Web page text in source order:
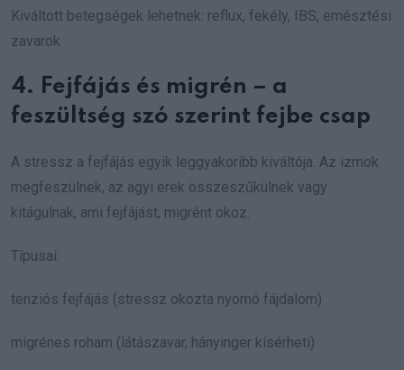
Kiváltott betegségek lehetnek: reflux, fekély, IBS, emésztési
zavarok
4. Fejfájás és migrén – a
feszültség szó szerint fejbe csap
A stressz a fejfájás egyik leggyakoribb kiváltója. Az izmok
megfeszülnek, az agyi erek összeszűkülnek vagy
kitágulnak, ami fejfájást, migrént okoz.
Típusai:
tenziós fejfájás (stressz okozta nyomó fájdalom)
migrénes roham (látászavar, hányinger kísérheti)